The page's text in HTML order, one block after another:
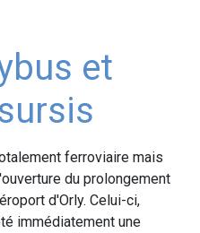
et
ferroviaire mais
du prolongement
d'Orly. Celui-ci,
immédiatement une